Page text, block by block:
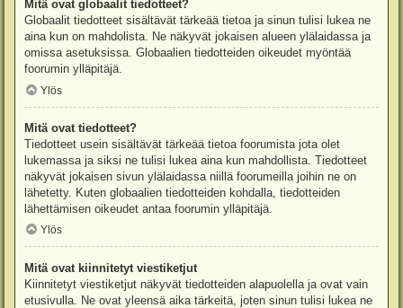
Mitä ovat globaalit tiedotteet?
Globaalit tiedotteet sisältävät tärkeää tietoa ja sinun tulisi lukea ne
aina kun on mahdolista. Ne näkyvät jokaisen alueen ylälaidassa ja
omissa asetuksissa. Globaalien tiedotteiden oikeudet myöntää
foorumin ylläpitäjä.
Ylös
Mitä ovat tiedotteet?
Tiedotteet usein sisältävät tärkeää tietoa foorumista jota olet
lukemassa ja siksi ne tulisi lukea aina kun mahdollista. Tiedotteet
näkyvät jokaisen sivun ylälaidassa niillä foorumeilla joihin ne on
lähetetty. Kuten globaalien tiedotteiden kohdalla, tiedotteiden
lähettämisen oikeudet antaa foorumin ylläpitäjä.
Ylös
Mitä ovat kiinnitetyt viestiketjut
Kiinnitetyt viestiketjut näkyvät tiedotteiden alapuolella ja ovat vain
etusivulla. Ne ovat yleensä aika tärkeitä, joten sinun tulisi lukea ne